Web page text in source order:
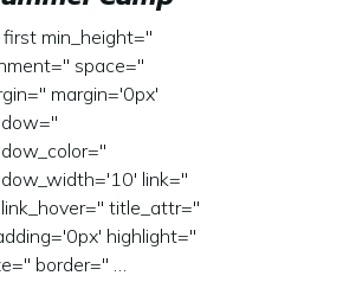
first min_height=''
space=''
margin='0px'
link=''
title_attr=''
highlight=''
border='' …